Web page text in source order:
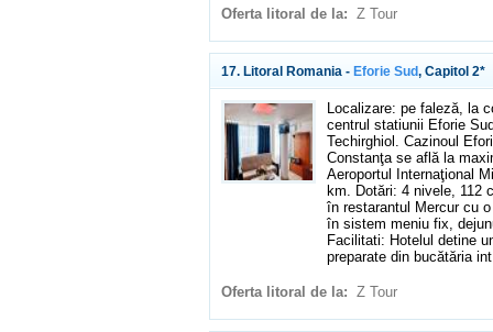
Oferta litoral de la: Z Tour
17. Litoral Romania - Eforie Sud, Capitol 2*
Localizare: pe faleză, la
centrul statiunii Eforie
Techirghiol. Cazinoul
Constanţa se află la
Aeroportul Internaţional
km. Dotări: 4 nivele, 112
în restarantul Mercur cu
în sistem meniu fix,
Facilitati: Hotelul detine
preparate din bucătăria int
Oferta litoral de la: Z Tour